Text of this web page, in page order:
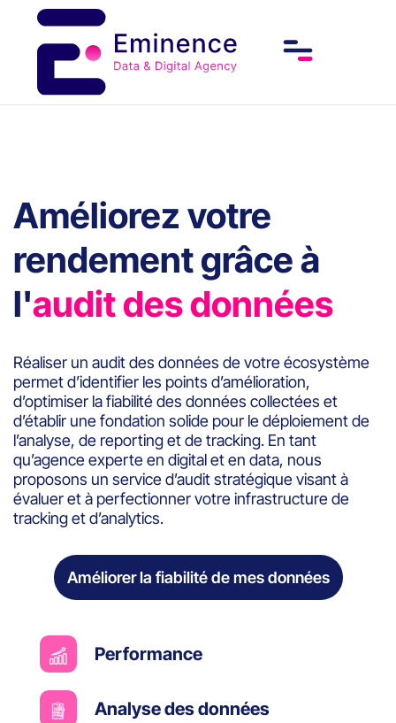
Améliorez votre
rendement grâce à
l'audit des données
Réaliser un audit des données de votre écosystème
permet d’identifier les points d’amélioration,
d’optimiser la fiabilité des données collectées et
d’établir une fondation solide pour le déploiement de
l’analyse, de reporting et de tracking. En tant
qu’agence experte en digital et en data, nous
proposons un service d’audit stratégique visant à
évaluer et à perfectionner votre infrastructure de
tracking et d’analytics.
Améliorer la fiabilité de mes données
Performance
Analyse des données